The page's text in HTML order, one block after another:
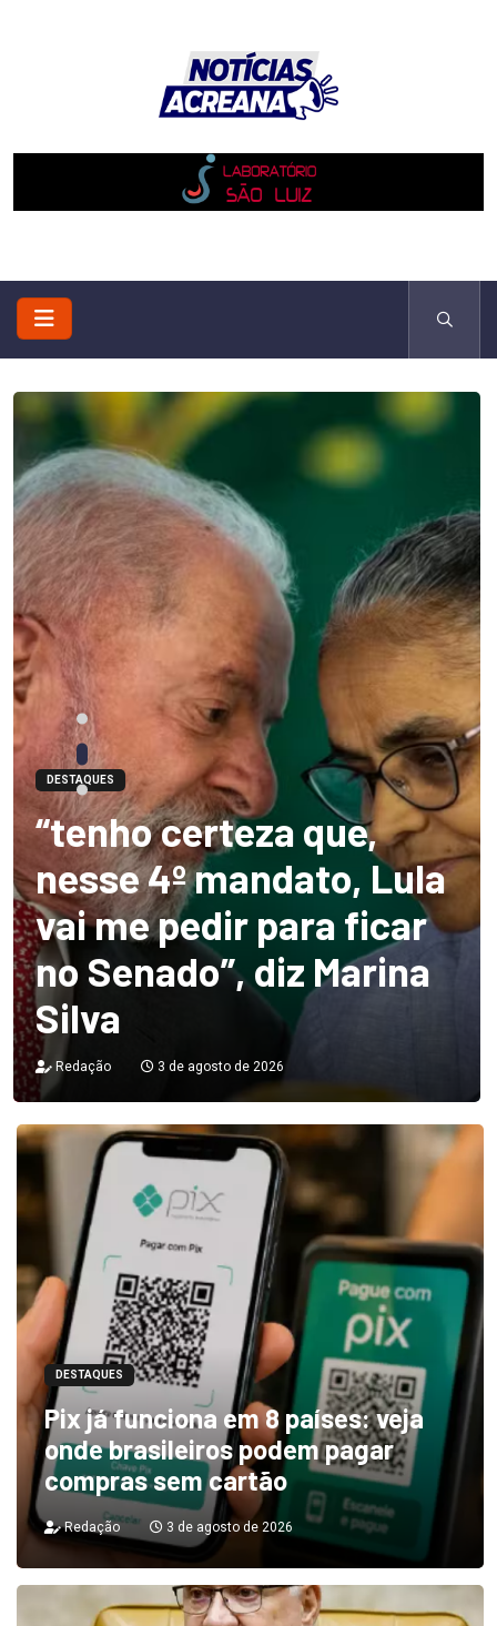
DESTAQUES
“tenho certeza que,
nesse 4º mandato, Lula
vai me pedir para ficar
no Senado”, diz Marina
Silva
Redação 3 de agosto de 2026
DESTAQUES
Pix já funciona em 8 países: veja
onde brasileiros podem pagar
compras sem cartão
Redação 3 de agosto de 2026